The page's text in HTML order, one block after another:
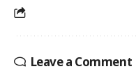
Leave a Comment